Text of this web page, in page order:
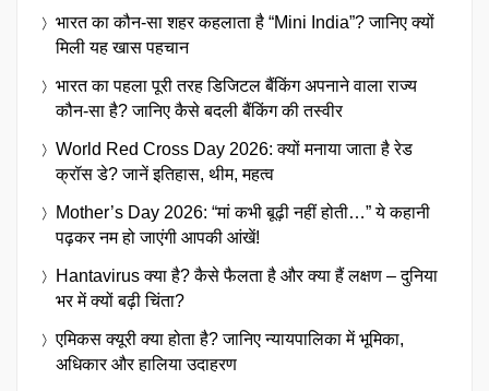
भारत का कौन-सा शहर कहलाता है “Mini India”? जानिए क्यों
मिली यह खास पहचान
भारत का पहला पूरी तरह डिजिटल बैंकिंग अपनाने वाला राज्य
कौन-सा है? जानिए कैसे बदली बैंकिंग की तस्वीर
World Red Cross Day 2026: क्यों मनाया जाता है रेड
क्रॉस डे? जानें इतिहास, थीम, महत्व
Mother’s Day 2026: “मां कभी बूढ़ी नहीं होती…” ये कहानी
पढ़कर नम हो जाएंगी आपकी आंखें!
Hantavirus क्या है? कैसे फैलता है और क्या हैं लक्षण – दुनिया
भर में क्यों बढ़ी चिंता?
एमिकस क्यूरी क्या होता है? जानिए न्यायपालिका में भूमिका,
अधिकार और हालिया उदाहरण